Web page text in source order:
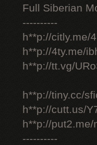
Full Siberian
----------
h**p://citly.me/
h**p://4ty.me/
h**p://tt.vg/
h**p://tiny.cc/
h**p://cutt.us/
h**p://put2.me/
----------